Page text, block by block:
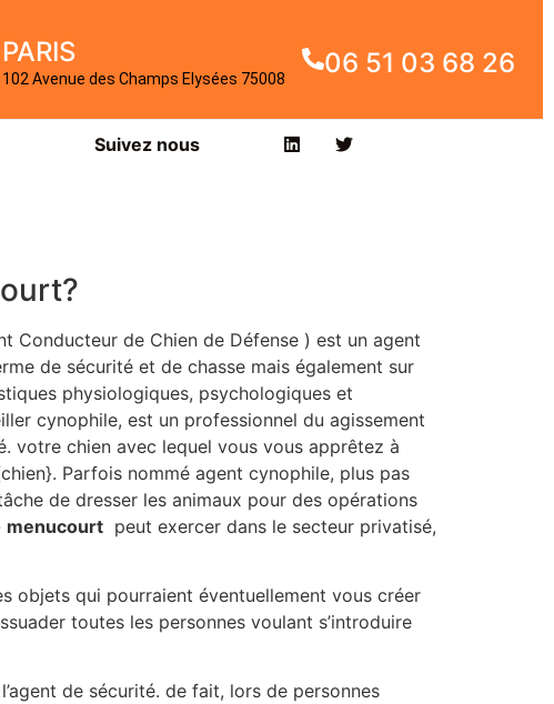
PARIS
102 Avenue des Champs Elysées 75008 06 51 03 68 26
Suivez nous
Conducteur de Chien de Défense ) est un agent
de sécurité et de chasse mais également sur
physiologiques, psychologiques et
cynophile, est un professionnel du agissement
votre chien avec lequel vous vous apprêtez à
Parfois nommé agent cynophile, plus pas
de dresser les animaux pour des opérations
menucourt peut exercer dans le secteur privatisé,
objets qui pourraient éventuellement vous créer
toutes les personnes voulant s’introduire
de sécurité. de fait, lors de personnes